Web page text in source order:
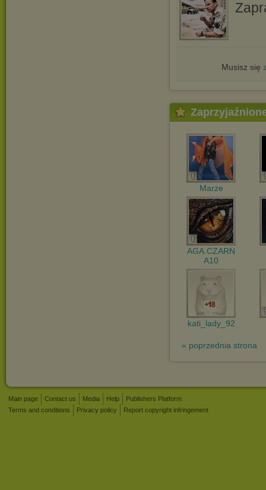
Musisz się
Marze
AGA.CZARN
A10
kati_lady_92
« poprzednia strona
Main page Contact us Media Help
Publishers Platform
Terms and conditions
Privacy policy Report copyright infringement